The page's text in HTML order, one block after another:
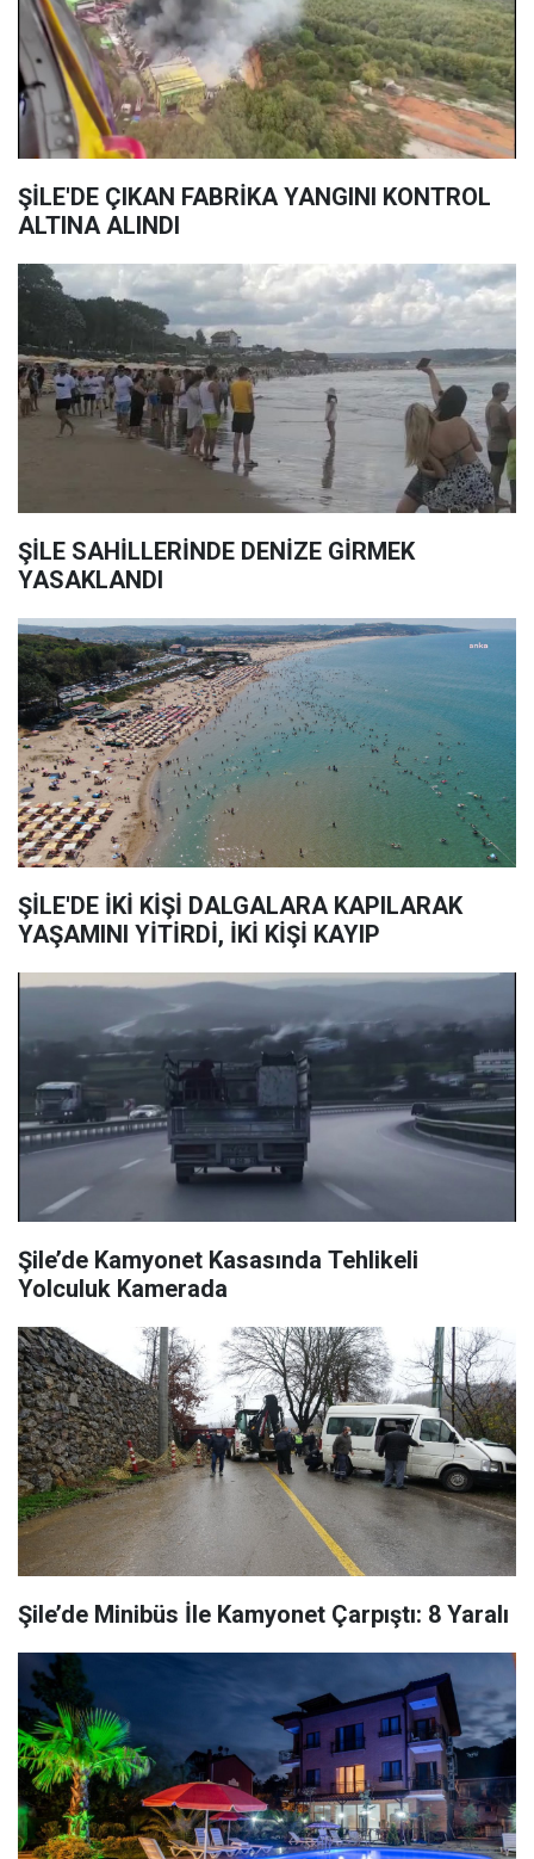
ŞİLE'DE ÇIKAN FABRİKA YANGINI KONTROL
ALTINA ALINDI
ŞİLE SAHİLLERİNDE DENİZE GİRMEK
YASAKLANDI
ŞİLE'DE İKİ KİŞİ DALGALARA KAPILARAK
YAŞAMINI YİTİRDİ, İKİ KİŞİ KAYIP
Şile’de Kamyonet Kasasında Tehlikeli
Yolculuk Kamerada
Şile’de Minibüs İle Kamyonet Çarpıştı: 8 Yaralı